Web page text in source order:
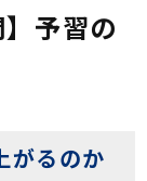
予習の
がるのか